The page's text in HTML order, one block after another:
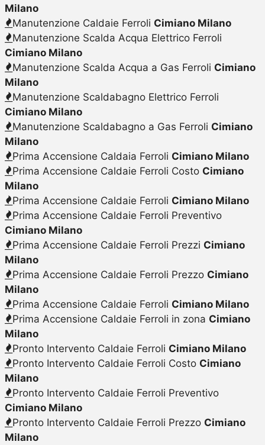
Milano
Manutenzione Caldaie Ferroli Cimiano Milano
Manutenzione Scalda Acqua Elettrico Ferroli
Cimiano Milano
Manutenzione Scalda Acqua a Gas Ferroli Cimiano
Milano
Manutenzione Scaldabagno Elettrico Ferroli
Cimiano Milano
Manutenzione Scaldabagno a Gas Ferroli Cimiano
Milano
Prima Accensione Caldaia Ferroli Cimiano Milano
Prima Accensione Caldaie Ferroli Costo Cimiano
Milano
Prima Accensione Caldaie Ferroli Cimiano Milano
Prima Accensione Caldaie Ferroli Preventivo
Cimiano Milano
Prima Accensione Caldaie Ferroli Prezzi Cimiano
Milano
Prima Accensione Caldaie Ferroli Prezzo Cimiano
Milano
Prima Accensione Caldaie Ferroli Cimiano Milano
Prima Accensione Caldaie Ferroli in zona Cimiano
Milano
Pronto Intervento Caldaie Ferroli Cimiano Milano
Pronto Intervento Caldaie Ferroli Costo Cimiano
Milano
Pronto Intervento Caldaie Ferroli Preventivo
Cimiano Milano
Pronto Intervento Caldaie Ferroli Prezzo Cimiano
Milano